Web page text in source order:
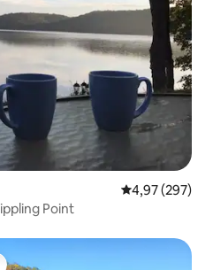
4,97 de uma
4,97 (297)
Point